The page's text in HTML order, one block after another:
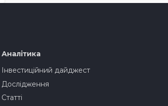
Аналітика
Інвестиційний дайджест
Дослідження
Статті